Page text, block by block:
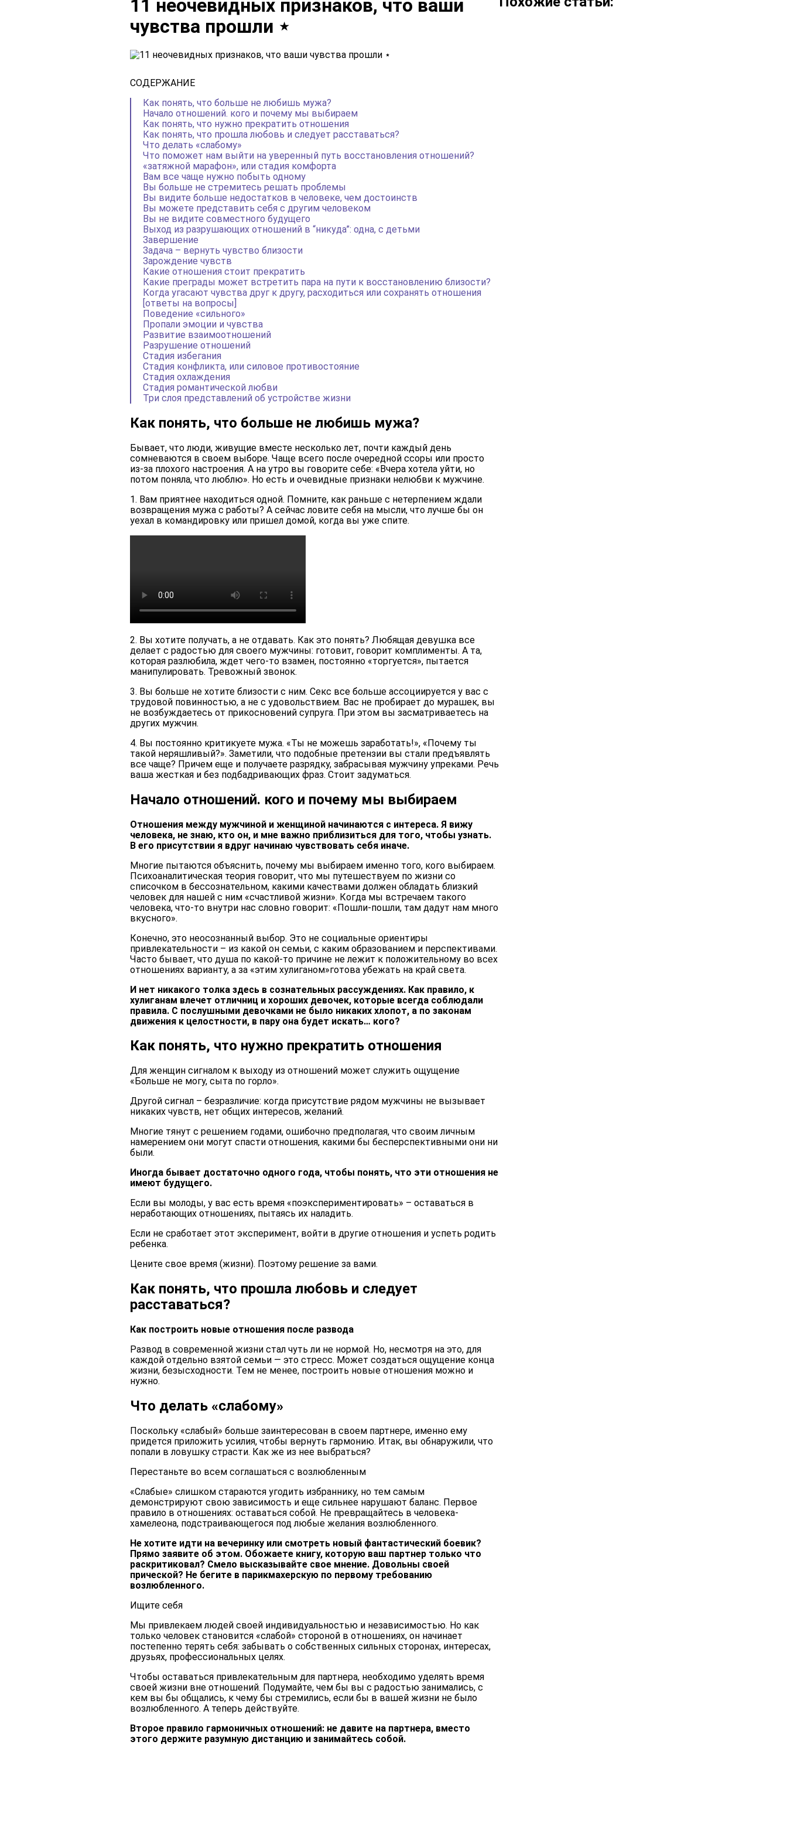
11 неочевидных признаков, что ваши
чувства прошли ⋆
СОДЕРЖАНИЕ
Как понять, что больше не любишь мужа?
Начало отношений. кого и почему мы выбираем
Как понять, что нужно прекратить отношения
Как понять, что прошла любовь и следует расставаться?
Что делать «слабому»
Что поможет нам выйти на уверенный путь восстановления отношений?
«затяжной марафон», или стадия комфорта
Вам все чаще нужно побыть одному
Вы больше не стремитесь решать проблемы
Вы видите больше недостатков в человеке, чем достоинств
Вы можете представить себя с другим человеком
Вы не видите совместного будущего
Выход из разрушающих отношений в “никуда”: одна, с детьми
Завершение
Задача – вернуть чувство близости
Зарождение чувств
Какие отношения стоит прекратить
Какие преграды может встретить пара на пути к восстановлению близости?
Когда угасают чувства друг к другу, расходиться или сохранять отношения
[ответы на вопросы]
Поведение «сильного»
Пропали эмоции и чувства
Развитие взаимоотношений
Разрушение отношений
Стадия избегания
Стадия конфликта, или силовое противостояние
Стадия охлаждения
Стадия романтической любви
Три слоя представлений об устройстве жизни
Как понять, что больше не любишь мужа?
Бывает, что люди, живущие вместе несколько лет, почти каждый день
сомневаются в своем выборе. Чаще всего после очередной ссоры или просто
из-за плохого настроения. А на утро вы говорите себе: «Вчера хотела уйти, но
потом поняла, что люблю». Но есть и очевидные признаки нелюбви к мужчине.
1. Вам приятнее находиться одной. Помните, как раньше с нетерпением ждали
возвращения мужа с работы? А сейчас ловите себя на мысли, что лучше бы он
уехал в командировку или пришел домой, когда вы уже спите.
2. Вы хотите получать, а не отдавать. Как это понять? Любящая девушка все
делает с радостью для своего мужчины: готовит, говорит комплименты. А та,
которая разлюбила, ждет чего-то взамен, постоянно «торгуется», пытается
манипулировать. Тревожный звонок.
3. Вы больше не хотите близости с ним. Секс все больше ассоциируется у вас с
трудовой повинностью, а не с удовольствием. Вас не пробирает до мурашек, вы
не возбуждаетесь от прикосновений супруга. При этом вы засматриваетесь на
других мужчин.
4. Вы постоянно критикуете мужа. «Ты не можешь заработать!», «Почему ты
такой неряшливый?». Заметили, что подобные претензии вы стали предъявлять
все чаще? Причем еще и получаете разрядку, забрасывая мужчину упреками. Речь
ваша жесткая и без подбадривающих фраз. Стоит задуматься.
Начало отношений. кого и почему мы выбираем
Отношения между мужчиной и женщиной начинаются с интереса. Я вижу
человека, не знаю, кто он, и мне важно приблизиться для того, чтобы узнать.
В его присутствии я вдруг начинаю чувствовать себя иначе.
Многие пытаются объяснить, почему мы выбираем именно того, кого выбираем.
Психоаналитическая теория говорит, что мы путешествуем по жизни со
списочком в бессознательном, какими качествами должен обладать близкий
человек для нашей с ним «счастливой жизни». Когда мы встречаем такого
человека, что-то внутри нас словно говорит: «Пошли-пошли, там дадут нам много
вкусного».
Конечно, это неосознанный выбор. Это не социальные ориентиры
привлекательности – из какой он семьи, с каким образованием и перспективами.
Часто бывает, что душа по какой-то причине не лежит к положительному во всех
отношениях варианту, а за «этим хулиганом»готова убежать на край света.
И нет никакого толка здесь в сознательных рассуждениях. Как правило, к
хулиганам влечет отличниц и хороших девочек, которые всегда соблюдали
правила. С послушными девочками не было никаких хлопот, а по законам
движения к целостности, в пару она будет искать… кого?
Как понять, что нужно прекратить отношения
Для женщин сигналом к выходу из отношений может служить ощущение
«Больше не могу, сыта по горло».
Другой сигнал – безразличие: когда присутствие рядом мужчины не вызывает
никаких чувств, нет общих интересов, желаний.
Многие тянут с решением годами, ошибочно предполагая, что своим личным
намерением они могут спасти отношения, какими бы бесперспективными они ни
были.
Иногда бывает достаточно одного года, чтобы понять, что эти отношения не
имеют будущего.
Если вы молоды, у вас есть время «поэкспериментировать» – оставаться в
неработающих отношениях, пытаясь их наладить.
Если не сработает этот эксперимент, войти в другие отношения и успеть родить
ребенка.
Цените свое время (жизни). Поэтому решение за вами.
Как понять, что прошла любовь и следует
расставаться?
Как построить новые отношения после развода
Развод в современной жизни стал чуть ли не нормой. Но, несмотря на это, для
каждой отдельно взятой семьи — это стресс. Может создаться ощущение конца
жизни, безысходности. Тем не менее, построить новые отношения можно и
нужно.
Что делать «слабому»
Поскольку «слабый» больше заинтересован в своем партнере, именно ему
придется приложить усилия, чтобы вернуть гармонию. Итак, вы обнаружили, что
попали в ловушку страсти. Как же из нее выбраться?
Перестаньте во всем соглашаться с возлюбленным
«Слабые» слишком стараются угодить избраннику, но тем самым
демонстрируют свою зависимость и еще сильнее нарушают баланс. Первое
правило в отношениях: оставаться собой. Не превращайтесь в человека-
хамелеона, подстраивающегося под любые желания возлюбленного.
Не хотите идти на вечеринку или смотреть новый фантастический боевик?
Прямо заявите об этом. Обожаете книгу, которую ваш партнер только что
раскритиковал? Смело высказывайте свое мнение. Довольны своей
прической? Не бегите в парикмахерскую по первому требованию
возлюбленного.
Ищите себя
Мы привлекаем людей своей индивидуальностью и независимостью. Но как
только человек становится «слабой» стороной в отношениях, он начинает
постепенно терять себя: забывать о собственных сильных сторонах, интересах,
друзьях, профессиональных целях.
Чтобы оставаться привлекательным для партнера, необходимо уделять время
своей жизни вне отношений. Подумайте, чем бы вы с радостью занимались, с
кем вы бы общались, к чему бы стремились, если бы в вашей жизни не было
возлюбленного. А теперь действуйте.
Второе правило гармоничных отношений: не давите на партнера, вместо
этого держите разумную дистанцию и занимайтесь собой.